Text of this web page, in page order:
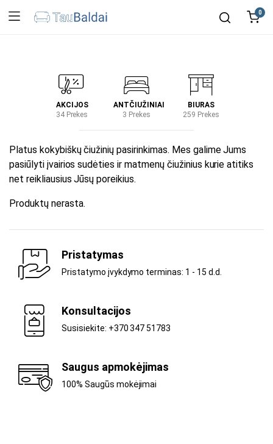
0
AKCIJOS
34 Prekes
ANTČIUŽINIAI
3 Prekes
BIURAS
259 Prekes
Platus kokybiškų čiužinių pasirinkimas. Mes galime Jums
pasiūlyti įvairios sudėties ir matmenų čiužinius kurie atitiks
net reikliausius Jūsų poreikius.
Produktų nerasta.
Pristatymas
Pristatymo įvykdymo terminas: 1 - 15 d.d.
Konsultacijos
Susisiekite: +370 347 51783
Saugus apmokėjimas
100% Saugūs mokėjimai